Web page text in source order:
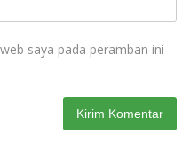
saya pada peramban ini